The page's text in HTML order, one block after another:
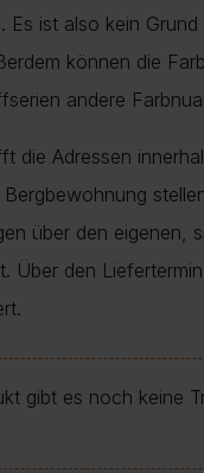
Es ist also kein Grund
können die
andere
die Adressen
über den eigenen,
Über den
gibt es noch keine